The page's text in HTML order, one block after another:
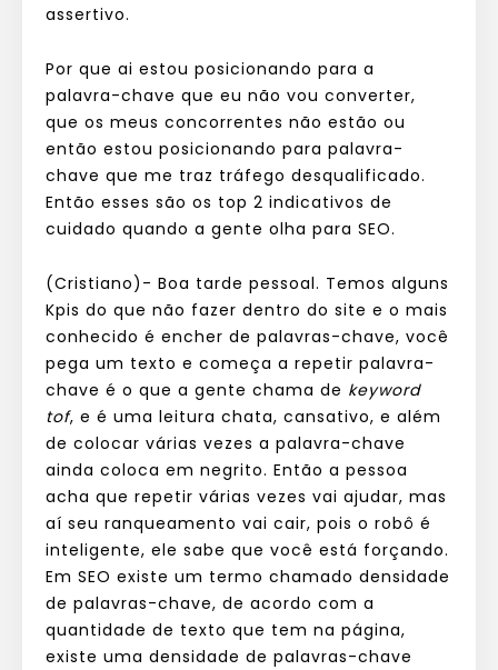
assertivo.
Por que ai estou posicionando para a
palavra-chave que eu não vou converter,
que os meus concorrentes não estão ou
então estou posicionando para palavra-
chave que me traz tráfego desqualificado.
Então esses são os top 2 indicativos de
cuidado quando a gente olha para SEO.
(Cristiano)- Boa tarde pessoal. Temos alguns
Kpis do que não fazer dentro do site e o mais
conhecido é encher de palavras-chave, você
pega um texto e começa a repetir palavra-
chave é o que a gente chama de keyword
tof, e é uma leitura chata, cansativo, e além
de colocar várias vezes a palavra-chave
ainda coloca em negrito. Então a pessoa
acha que repetir várias vezes vai ajudar, mas
aí seu ranqueamento vai cair, pois o robô é
inteligente, ele sabe que você está forçando.
Em SEO existe um termo chamado densidade
de palavras-chave, de acordo com a
quantidade de texto que tem na página,
existe uma densidade de palavras-chave